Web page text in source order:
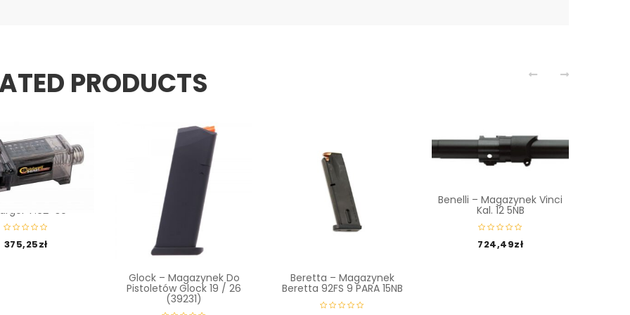
PRODUCTS
Szybkoładowarka
AK Mag
7.62×39
375,25zł
Glock – Magazynek Do
Pistoletów Glock 19 / 26
(39231)
Beretta – Magazynek
Beretta 92FS 9 PARA 15NB
Benelli – Magazynek Vinci
Kal. 12 5NB
724,49zł